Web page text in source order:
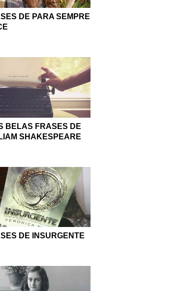
DE PARA SEMPRE
BELAS FRASES DE
SHAKESPEARE
DE INSURGENTE